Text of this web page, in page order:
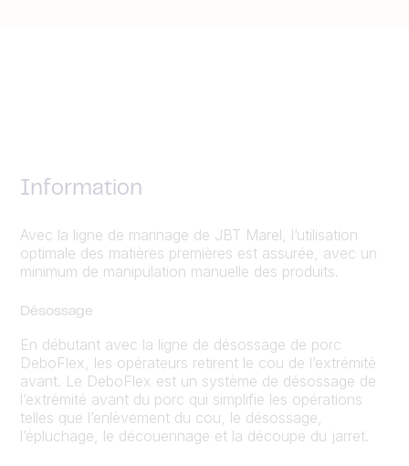
Information
Avec la ligne de marinage de JBT Marel, l’utilisation
optimale des matières premières est assurée, avec un
minimum de manipulation manuelle des produits.
Désossage
En débutant avec la ligne de désossage de porc
DeboFlex, les opérateurs retirent le cou de l’extrémité
avant. Le DeboFlex est un système de désossage de
l’extrémité avant du porc qui simplifie les opérations
telles que l’enlèvement du cou, le désossage,
l’épluchage, le découennage et la découpe du jarret.